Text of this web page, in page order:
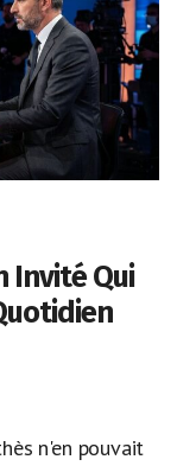
Invité Qui
n'en pouvait